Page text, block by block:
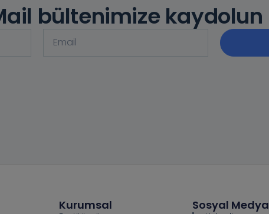
bültenimize kaydolun
Kurumsal Sosyal Medya